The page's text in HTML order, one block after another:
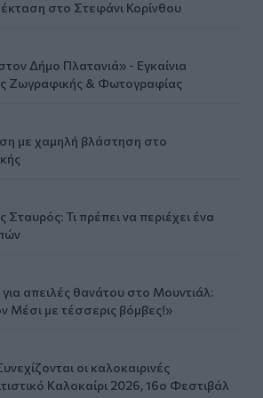
στο Στεφάνι Κορίνθου
Δήμο Πλατανιά» - Εγκαίνια
Ζωγραφικής & Φωτογραφίας
με χαμηλή βλάστηση στο
Σταυρός: Τι πρέπει να περιέχει ένα
απειλές θανάτου στο Μουντιάλ:
Μέσι με τέσσερις βόμβες!»
οι καλοκαιρινές
Καλοκαίρι 2026, 16ο Φεστιβάλ